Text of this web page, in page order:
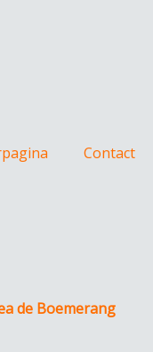
Contact
de Boemerang